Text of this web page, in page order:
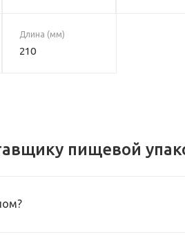
Длина (мм)
210
пищевой